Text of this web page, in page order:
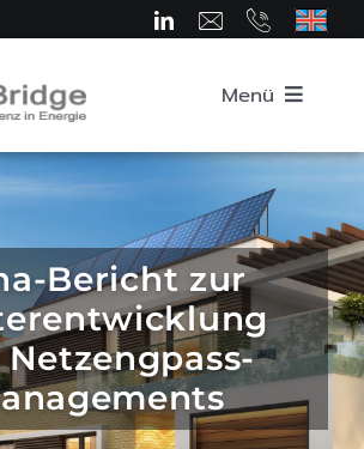
Menü
Bericht zur
Netzengpass­